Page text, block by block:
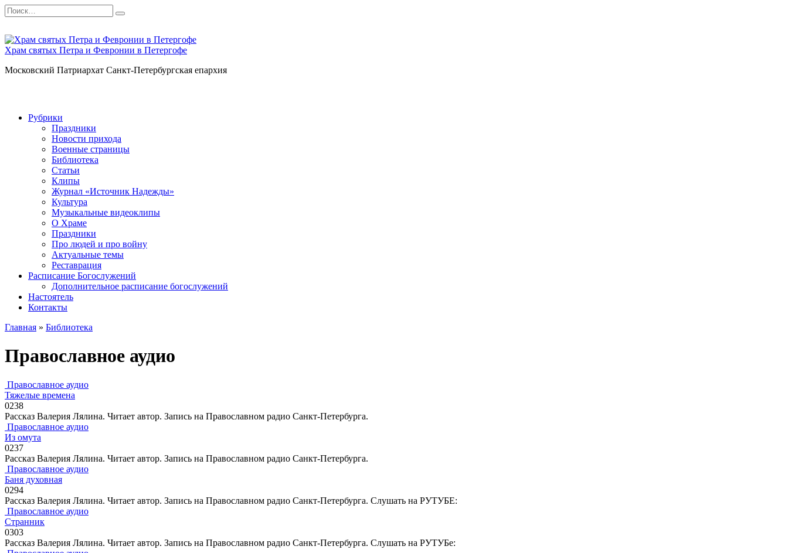
Перейти
к
Search
for:
Храм святых Петра и Февронии в Петергофе
Московский Патриархат Санкт-Петербургская епархия
Рубрики
Праздники
Новости прихода
Военные страницы
Библиотека
Статьи
Клипы
Журнал «Источник Надежды»
Культура
Музыкальные видеоклипы
О Храме
Праздники
Про людей и про войну
Актуальные темы
Реставрация
Расписание Богослужений
Дополнительное расписание богослужений
Настоятель
Контакты
Главная » Библиотека
Православное аудио
Православное аудио
Тяжелые времена
0238
Рассказ Валерия Лялина. Читает автор. Запись на Православном радио Санкт-Петербурга.
Православное аудио
Из омута
0237
Рассказ Валерия Лялина. Читает автор. Запись на Православном радио Санкт-Петербурга.
Православное аудио
Баня духовная
0294
Рассказ Валерия Лялина. Читает автор. Запись на Православном радио Санкт-Петербурга. Слушать на РУТУБЕ:
Православное аудио
Странник
0303
Рассказ Валерия Лялина. Читает автор. Запись на Православном радио Санкт-Петербурга. Слушать на РУТУБе: